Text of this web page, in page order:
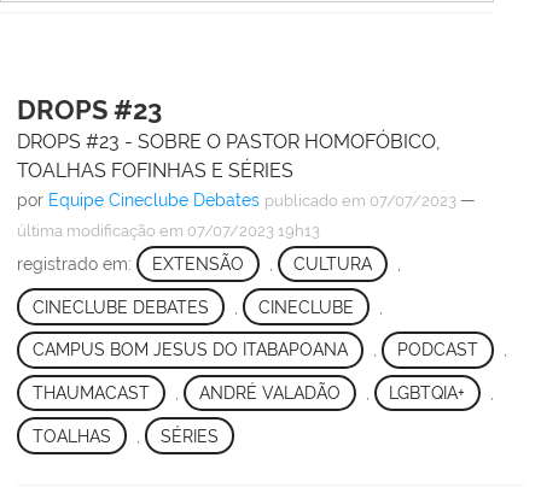
DROPS #23
DROPS #23 - SOBRE O PASTOR HOMOFÓBICO,
TOALHAS FOFINHAS E SÉRIES
por Equipe Cineclube Debates publicado em 07/07/2023 —
última modificação em 07/07/2023 19h13
registrado em: EXTENSÃO CULTURA
CINECLUBE DEBATES CINECLUBE
CAMPUS BOM JESUS DO ITABAPOANA , PODCAST ,
THAUMACAST ANDRÉ VALADÃO LGBTQIA+
TOALHAS SÉRIES